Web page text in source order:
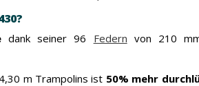
dank seiner 96 Federn von 210
m Trampolins ist 50% mehr